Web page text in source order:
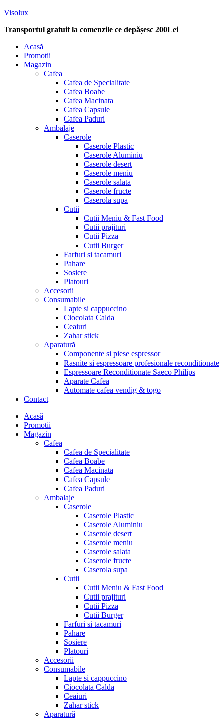
Visolux
Transportul gratuit la comenzile ce depășesc 200Lei
Menu
Acasă
Promotii
Magazin
Cafea
Cafea de Specialitate
Cafea Boabe
Cafea Macinata
Cafea Capsule
Cafea Paduri
Ambalaje
Caserole
Caserole Plastic
Caserole Aluminiu
Caserole desert
Caserole meniu
Caserole salata
Caserole fructe
Caserola supa
Cutii
Cutii Meniu & Fast Food
Cutii prajituri
Cutii Pizza
Cutii Burger
Farfuri si tacamuri
Pahare
Sosiere
Platouri
Accesorii
Consumabile
Lapte si cappuccino
Ciocolata Calda
Ceaiuri
Zahar stick
Aparatură
Componente si piese espressor
Rasnite si espressoare profesionale reconditionate
Espressoare Reconditionate Saeco Philips
Aparate Cafea
Automate cafea vendig & togo
Contact
Menu
Acasă
Promotii
Magazin
Cafea
Cafea de Specialitate
Cafea Boabe
Cafea Macinata
Cafea Capsule
Cafea Paduri
Ambalaje
Caserole
Caserole Plastic
Caserole Aluminiu
Caserole desert
Caserole meniu
Caserole salata
Caserole fructe
Caserola supa
Cutii
Cutii Meniu & Fast Food
Cutii prajituri
Cutii Pizza
Cutii Burger
Farfuri si tacamuri
Pahare
Sosiere
Platouri
Accesorii
Consumabile
Lapte si cappuccino
Ciocolata Calda
Ceaiuri
Zahar stick
Aparatură